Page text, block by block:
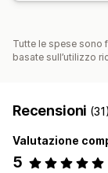
Tutte le spese sono
basate sull’utilizzo
Recensioni (31)
Valutazione
5